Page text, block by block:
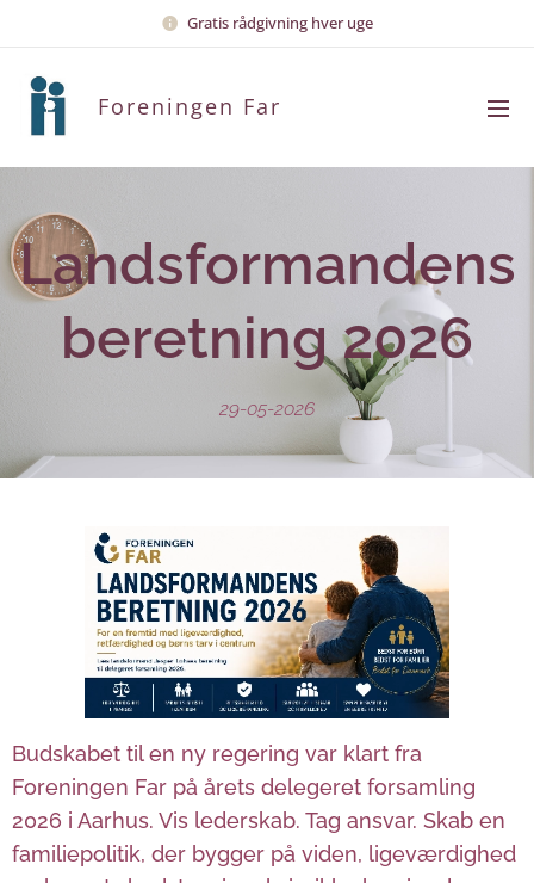
Gratis rådgivning hver uge
Foreningen Far
Landsformandens
beretning 2026
29-05-2026
Budskabet til en ny regering var klart fra
Foreningen Far på årets delegeret forsamling
2026 i Aarhus. Vis lederskab. Tag ansvar. Skab en
familiepolitik, der bygger på viden, ligeværdighed